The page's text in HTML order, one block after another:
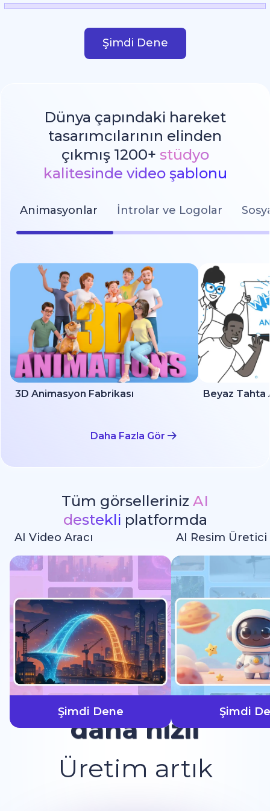
Şimdi Dene
Dünya çapındaki hareket
tasarımcılarının elinden
çıkmış 1200+ stüdyo
kalitesinde video şablonu
Animasyonlar İntrolar ve Logolar
3D Animasyon Fabrikası Beyaz Tahta
Daha Fazla Gör
Tüm görselleriniz AI
destekli platformda
AI Video Aracı
Şimdi Dene
AI Resim Üretici
Şimdi
Üretim artık
daha hızlı